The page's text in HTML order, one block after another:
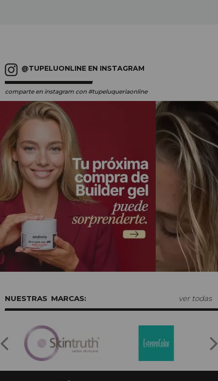
@TUPELUONLINE EN INSTAGRAM
comparte en instagram con #tupeluqueriaonline
MARCAS: ver todas